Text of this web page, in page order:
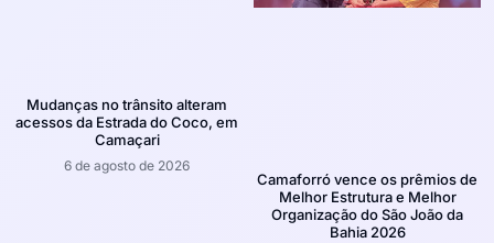
Mudanças no trânsito alteram
acessos da Estrada do Coco, em
Camaçari
6 de agosto de 2026
Camaforró vence os prêmios de
Melhor Estrutura e Melhor
Organização do São João da
Bahia 2026